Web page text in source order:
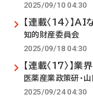
2025/09/10 04:30
【連載〈14〉】
知的財産委員会
2025/09/18 04:30
【連載〈17〉】
医薬産業政策研・
2025/09/24 04:30